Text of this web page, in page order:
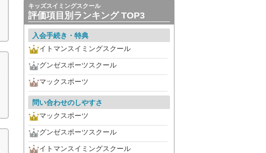
キッズスイミングスクール
評価項目別ランキング TOP3
入会手続き・特典
イトマンスイミングスクール
グンゼスポーツスクール
マックスポーツ
問い合わせのしやすさ
マックスポーツ
グンゼスポーツスクール
イトマンスイミングスクール